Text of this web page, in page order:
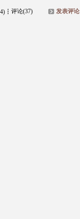
评论(37) 发表评论